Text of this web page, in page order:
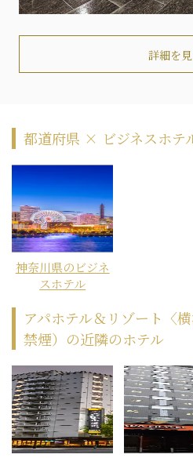
詳細を見
都道府県 × ビジネスホテ
神奈川県のビジネ
スホテル
アパホテル＆リゾート〈
禁煙）の近隣のホテル